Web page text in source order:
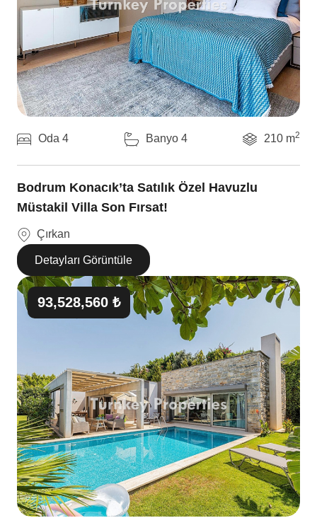
Oda 4 Banyo 4 210 m2
Bodrum Konacık’ta Satılık Özel Havuzlu
Müstakil Villa Son Fırsat!
Çırkan
Detayları Görüntüle
93,528,560 ₺